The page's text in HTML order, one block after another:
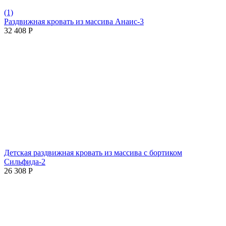
(1)
Раздвижная кровать из массива Анаис-3
32 408 Р
Детская раздвижная кровать из массива с бортиком
Сильфида-2
26 308 Р